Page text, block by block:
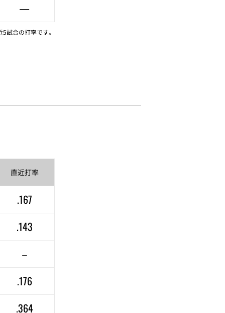
—
試合の打率です。
直近打率
.167
.143
–
.176
.364